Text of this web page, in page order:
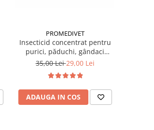
PROMEDIVET
Insecticid concentrat pentru
purici, păduchi, gândaci
Ectocid Forte T 100 ml
35,00 Lei29,00 Lei
ADAUGA IN COS